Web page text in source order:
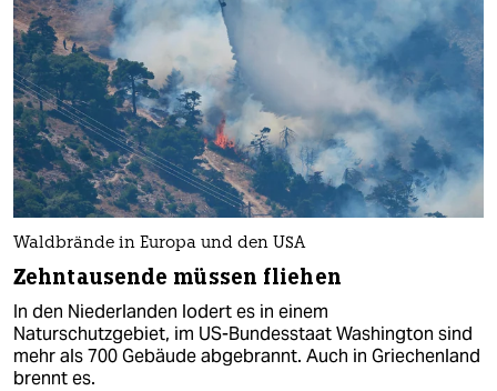
Waldbrände in Europa und den USA
Zehntausende müssen fliehen
In den Niederlanden lodert es in einem
Naturschutzgebiet, im US-Bundesstaat Washington sind
mehr als 700 Gebäude abgebrannt. Auch in Griechenland
brennt es.